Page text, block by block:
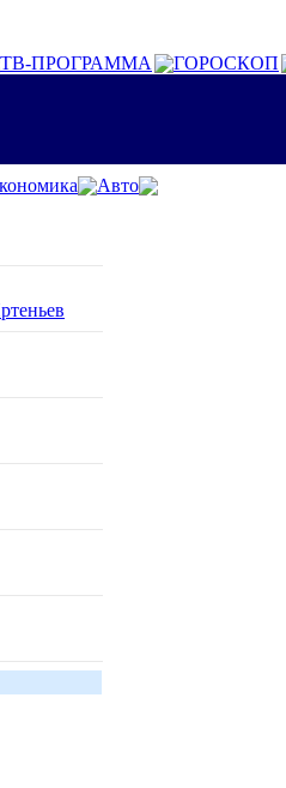
ТВ-ПРОГРАММА ГОРОСКОП
Авто